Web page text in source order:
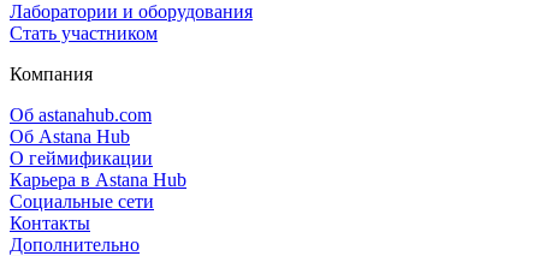
Лаборатории и оборудования
Стать участником
Компания
Об astanahub.com
Об Astana Hub
О геймификации
Карьера в Astana Hub
Социальные сети
Контакты
Дополнительно